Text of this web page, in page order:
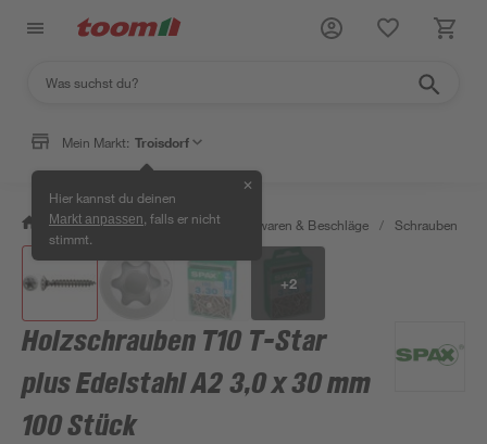
Mein Markt: Troisdorf
Hier kannst du deinen
Markt anpassen , falls er nicht
stimmt.
✕
/ Werkstatt & Maschinen / Eisenwaren & Beschläge / Schrauben
+2
Holzschrauben T10 T-Star
plus Edelstahl A2 3,0 x 30 mm
100 Stück